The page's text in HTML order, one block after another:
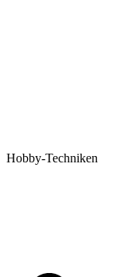
Hobby-Techniken